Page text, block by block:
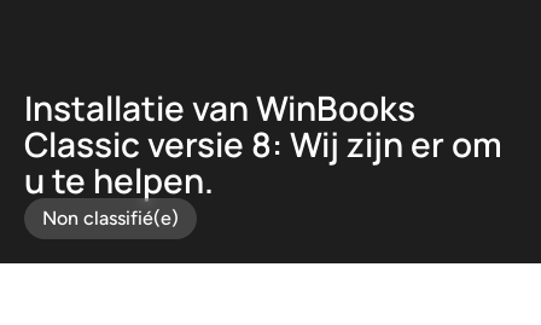
Installatie van WinBooks
Classic versie 8: Wij zijn er om
u te helpen.
Non classifié(e)